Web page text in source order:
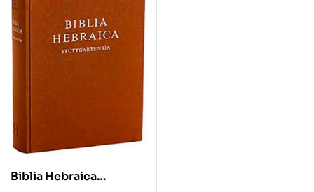
Biblia Hebraica